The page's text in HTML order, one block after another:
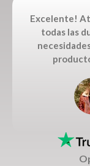
Excelente!
todas las